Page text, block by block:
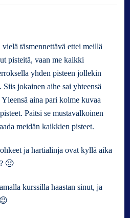
vielä täsmennettävä ettei meillä
pisteitä, vaan me kaikki
yhden pisteen jollekin
jokainen aihe sai yhteensä
aina pari kolme kuvaa
Paitsi se mustavalkoinen
meidän kaikkien pisteet.
ja hartialinja ovat kyllä aika
🙂
kurssilla haastan sinut, ja